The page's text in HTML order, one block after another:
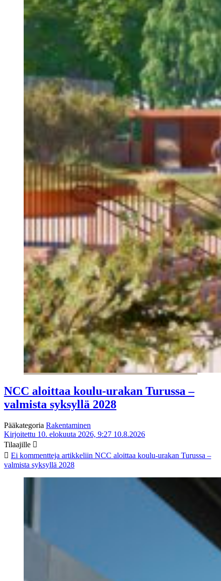
NCC aloittaa koulu-urakan Turussa –
valmista syksyllä 2028
Pääkategoria Rakentaminen
Kirjoitettu 10. elokuuta 2026, 9:27 10.8.2026
Tilaajille
Ei kommentteja artikkeliin NCC aloittaa koulu-urakan Turussa –
valmista syksyllä 2028